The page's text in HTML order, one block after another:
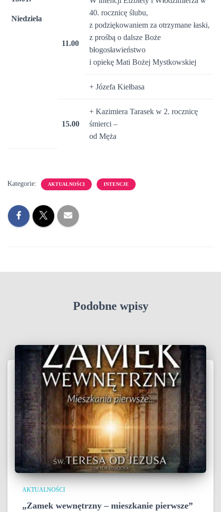
Niedziela
11.00
40. rocznicę ślubu,
z podziękowaniem za otrzymane łaski,
z prośbą o dalsze Boże
błogosławieństwo
i opiekę Mati Bożej Mystkowskiej
+ Józefa Kiełbasa
15.00
+ Kazimiera Tarasek w 2. rocznicę
śmierci –
od Męża
Kategorie: AKTUALNOŚCI INTENCJE
Podobne wpisy
AKTUALNOŚCI
„Zamek wewnętrzny – mieszkanie pierwsze”